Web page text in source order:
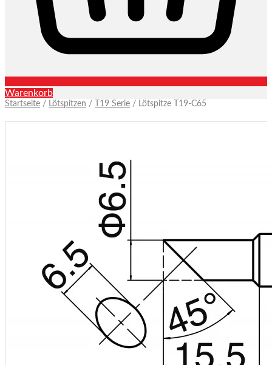
Warenkorb
Startseite / Lötspitzen / T19 Serie / Lötspitze T19-C65